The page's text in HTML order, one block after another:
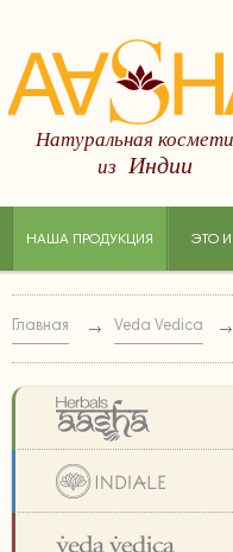
Натуральная
из Индии
НАША ПРОДУКЦИЯ ЭТО
Главная Veda Vedica